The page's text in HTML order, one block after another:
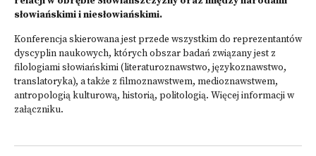
słowiańskimi i niesłowiańskimi.
Konferencja skierowana jest przede wszystkim do reprezentantów
dyscyplin naukowych, których obszar badań związany jest z
filologiami słowiańskimi (literaturoznawstwo, językoznawstwo,
translatoryka), a także z filmoznawstwem, medioznawstwem,
antropologią kulturową, historią, politologią. Więcej informacji w
załączniku.